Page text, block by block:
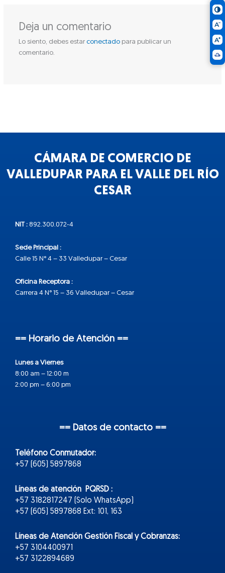
Deja un comentario
Lo siento, debes estar conectadopara publicar un
comentario.
CÁMARA DE COMERCIO DE
VALLEDUPAR PARA EL VALLE DEL RÍO
CESAR
NIT : 892.300.072-4
Sede Principal :
Calle 15 N° 4 – 33 Valledupar – Cesar
Oficina Receptora :
Carrera 4 N° 15 – 36 Valledupar – Cesar
== Horario de Atención ==
Lunes a Viernes
8:00 am – 12:00 m
2:00 pm – 6:00 pm
== Datos de contacto ==
Teléfono Conmutador:
+57 (605) 5897868
Líneas de atención PQRSD :
+57 3182817247 (Solo WhatsApp)
+57 (605) 5897868 Ext: 101, 163
Líneas de Atención Gestión Fiscal y Cobranzas:
+57 3104400971
+57 3122894689